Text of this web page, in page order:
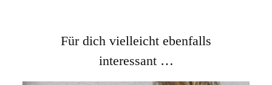
Für dich vielleicht ebenfalls
interessant …